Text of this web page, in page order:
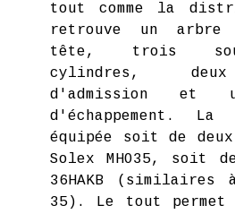
tout comme la
retrouve un arbre
tête, trois
cylindres, deux
d'admission et
d'échappement.
équipée soit de
Solex MHO35, soit
36HAKB
35). Le tout